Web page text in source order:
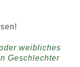
weibliches
Geschlechter